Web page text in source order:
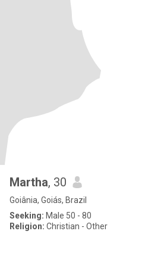
Martha, 30
Goiânia, Goiás, Brazil
Seeking: Male 50 - 80
Religion: Christian - Other